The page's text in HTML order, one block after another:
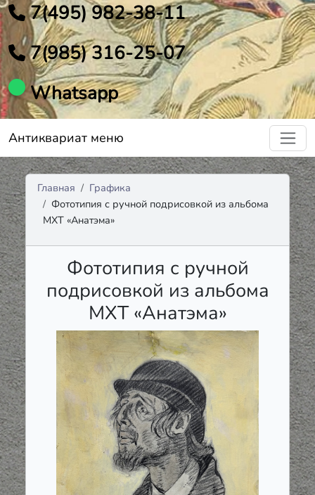
7(495) 982-38-11
7(985) 316-25-07
Whatsapp
Антиквариат меню
Главная
Графика
Фототипия с ручной подрисовкой из альбома
МХТ «Анатэма»
Фототипия с ручной
подрисовкой из альбома
МХТ «Анатэма»